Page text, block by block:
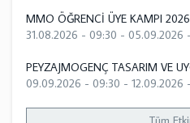
MMO ÖĞRENCİ ÜYE KAMPI 2026
31.08.2026 - 09:30 - 05.09.2026
PEYZAJMOGENÇ TASARIM VE
09.09.2026 - 09:30 - 12.09.2026